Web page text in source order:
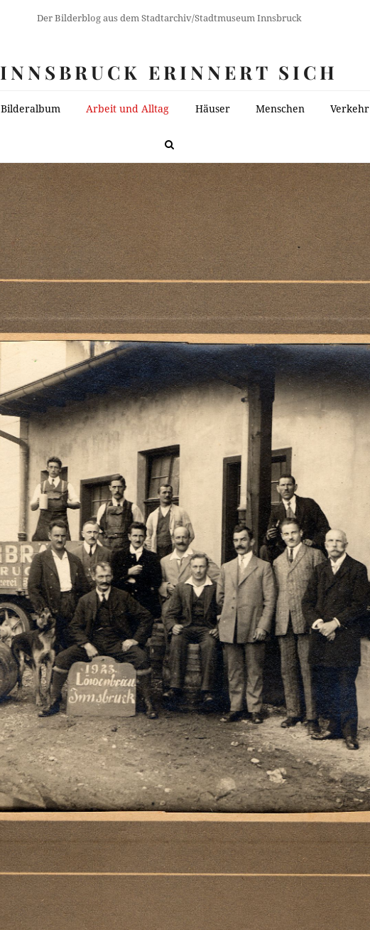
Der Bilderblog aus dem Stadtarchiv/Stadtmuseum Innsbruck
INNSBRUCK ERINNERT SICH
Bilderalbum Arbeit und Alltag Häuser Menschen Verkehr